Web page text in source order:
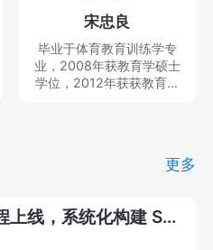
宋忠良
毕业于体育教育训练学专
业，2008年获教育学硕士
学位，2012年获获教育学
各类学术论文20余篇；作
学体育学院，专任教师，
更多
青少年科技辅导员课程上线，系统化构建 STEM 专业教学能力